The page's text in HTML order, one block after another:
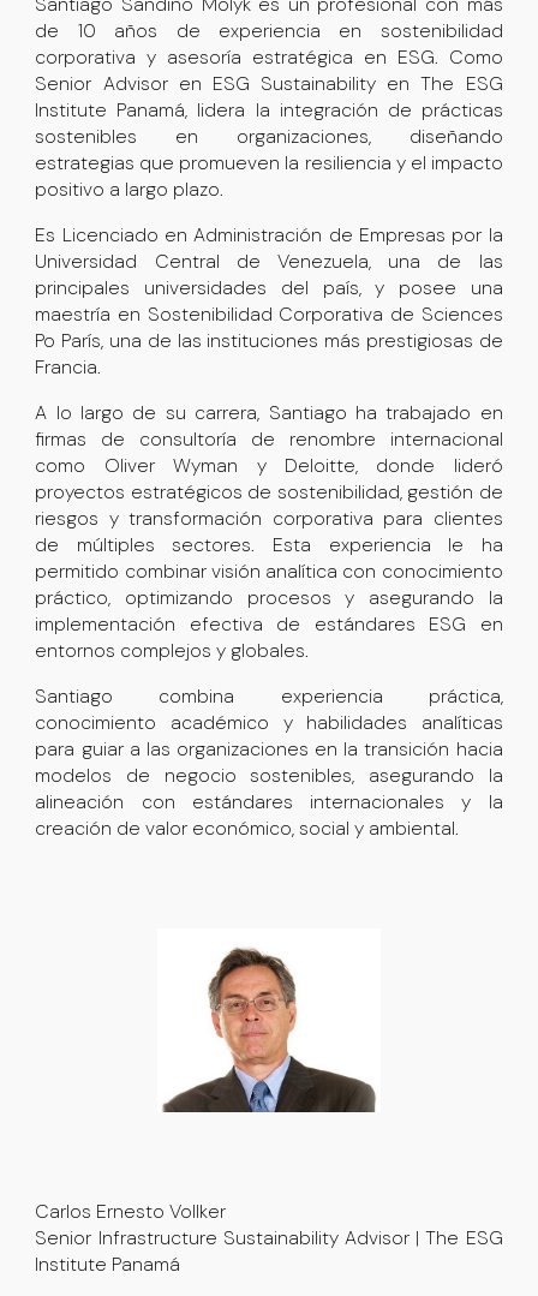
de 10 años de experiencia en sostenibilidad
corporativa y asesoría estratégica en ESG. Como
Senior Advisor en ESG Sustainability enThe ESG
Institute Panamá, lidera la integración de prácticas
sostenibles en organizaciones, diseñando
estrategias que promueven la resiliencia y el impacto
positivo a largo plazo.
Es Licenciado en Administración de Empresas por la
Universidad Central de Venezuela, una de las
principales universidades del país, y posee una
maestría en Sostenibilidad Corporativa de Sciences
Po París, una de las instituciones más prestigiosas de
Francia.
A lo largo de su carrera, Santiago ha trabajado en
firmas de consultoría de renombre internacional
como Oliver Wyman y Deloitte, donde lideró
proyectos estratégicos de sostenibilidad, gestión de
riesgos y transformación corporativa para clientes
de múltiples sectores. Esta experiencia le ha
permitido combinar visión analítica con conocimiento
práctico, optimizando procesos y asegurando la
implementación efectiva de estándares ESG en
entornos complejos y globales.
Santiago combina experiencia práctica,
conocimiento académico y habilidades analíticas
para guiar a las organizaciones en la transición hacia
modelos de negocio sostenibles, asegurando la
alineación con estándares internacionales y la
creación de valor económico, social y ambiental.
Carlos Ernesto Vollker
Senior Infrastructure Sustainability Advisor | The ESG
Institute Panamá